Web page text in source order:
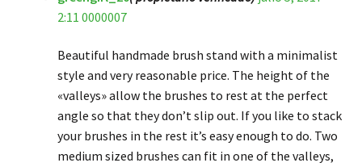
de 5
2:11 0000007
Beautiful handmade brush stand with a minimalist
style and very reasonable price. The height of the
«valleys» allow the brushes to rest at the perfect
angle so that they don’t slip out. If you like to stack
your brushes in the rest it’s easy enough to do. Two
medium sized brushes can fit in one of the valleys,